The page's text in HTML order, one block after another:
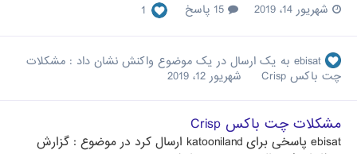
شهریور 14، 2019
1
ebisat به یک ارسال در یک موضوع واکنش نشان داد : مشکلات
چت باکس Crisp
شهریور 12، 2019
مشکلات چت باکس Crisp
ebisat پاسخی برای katooniland ارسال کرد در موضوع : گزارش